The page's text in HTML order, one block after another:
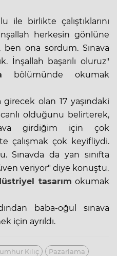
ile birlikte çalıştıklarını
herkesin gönlüne
ona sordum. Sınava
İnşallah başarılı oluruz"
bölümünde okumak
girecek olan 17 yaşındaki
olduğunu belirterek,
girdiğim için çok
çalışmak çok keyifliydi.
Sınavda da yan sınıfta
veriyor" diye konuştu.
tasarım okumak
baba-oğul sınava
için ayrıldı.
Kılıç
Pazarlama